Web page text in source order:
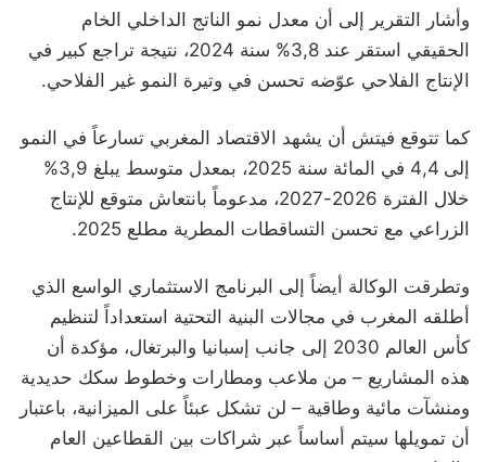
وأشار التقرير إلى أن معدل نمو الناتج الداخلي الخام
الحقيقي استقر عند 3,8% سنة 2024، نتيجة تراجع كبير في
الإنتاج الفلاحي عوّضه تحسن في وتيرة النمو غير الفلاحي.
كما تتوقع فيتش أن يشهد الاقتصاد المغربي تسارعاً في النمو
إلى 4,4 في المائة سنة 2025، بمعدل متوسط يبلغ 3,9%
خلال الفترة 2026-2027، مدعوماً بانتعاش متوقع للإنتاج
الزراعي مع تحسن التساقطات المطرية مطلع 2025.
وتطرقت الوكالة أيضاً إلى البرنامج الاستثماري الواسع الذي
أطلقه المغرب في مجالات البنية التحتية استعداداً لتنظيم
كأس العالم 2030 إلى جانب إسبانيا والبرتغال، مؤكدة أن
هذه المشاريع – من ملاعب ومطارات وخطوط سكك حديدية
ومنشآت مائية وطاقية – لن تشكل عبئاً على الميزانية، باعتبار
أن تمويلها سيتم أساساً عبر شراكات بين القطاعين العام